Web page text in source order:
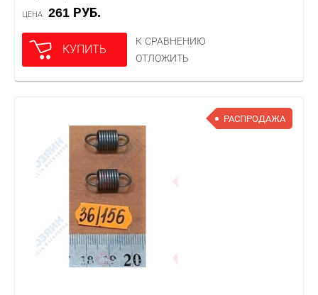
ЦЕНА 261 РУБ.
КУПИТЬ
К СРАВНЕНИЮ
ОТЛОЖИТЬ
РАСПРОДАЖА